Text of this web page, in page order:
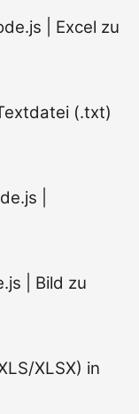
| Excel zu
(.txt)
|
| Bild zu
XLSX) in